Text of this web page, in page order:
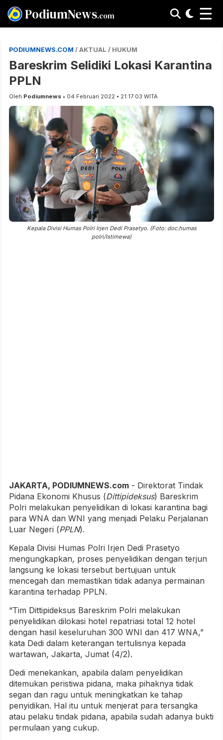
PodiumNews.com ☰
PODIUMNEWS.COM / AKTUAL / HUKUM
Bareskrim Selidiki Lokasi Karantina
PPLN
Oleh Podiumnews • 04 Februari 2022 • 21:17:03 WITA
Kepala Divisi Humas Polri Irjen Dedi Prasetyo. (Foto: doc.humas
polri/Istimewa)
JAKARTA, PODIUMNEWS.com - Direktorat Tindak
Pidana Ekonomi Khusus (Dittipideksus) Bareskrim
Polri melakukan penyelidikan di lokasi karantina bagi
para WNA dan WNI yang menjadi Pelaku Perjalanan
Luar Negeri (PPLN).
Kepala Divisi Humas Polri Irjen Dedi Prasetyo
mengungkapkan, proses penyelidikan dengan terjun
langsung ke lokasi tersebut bertujuan untuk
mencegah dan memastikan tidak adanya permainan
karantina terhadap PPLN.
“Tim Dittipideksus Bareskrim Polri melakukan
penyelidikan dilokasi hotel repatriasi total 12 hotel
dengan hasil keseluruhan 300 WNI dan 417 WNA,”
kata Dedi dalam keterangan tertulisnya kepada
wartawan, Jakarta, Jumat (4/2).
Dedi menekankan, apabila dalam penyelidikan
ditemukan peristiwa pidana, maka pihaknya tidak
segan dan ragu untuk meningkatkan ke tahap
penyidikan. Hal itu untuk menjerat para tersangka
atau pelaku tindak pidana, apabila sudah adanya bukti
permulaan yang cukup.